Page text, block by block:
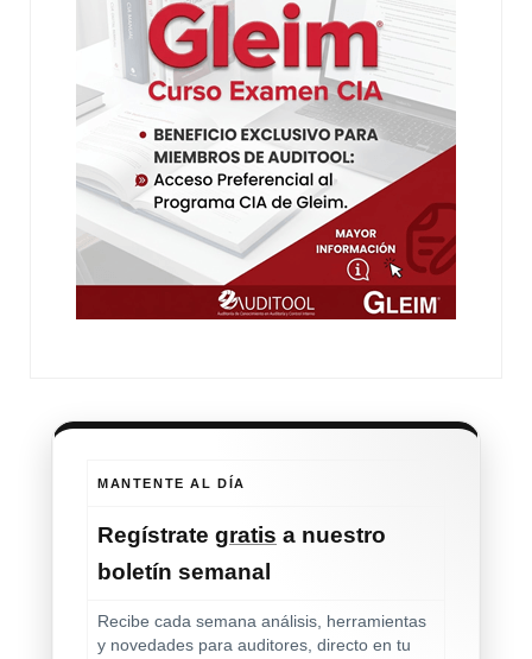
MANTENTE AL DÍA
Regístrate gratis a nuestro
boletín semanal
Recibe cada semana análisis, herramientas
y novedades para auditores, directo en tu